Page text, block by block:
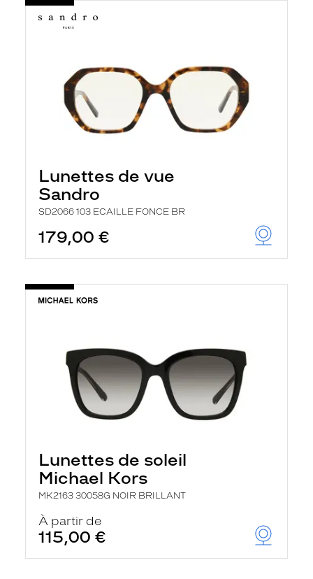
Lunettes de vue
Sandro
SD2066 103 ECAILLE FONCE BR
179,00 €
Lunettes de soleil
Michael Kors
MK2163 30058G NOIR BRILLANT
À partir de
115,00 €